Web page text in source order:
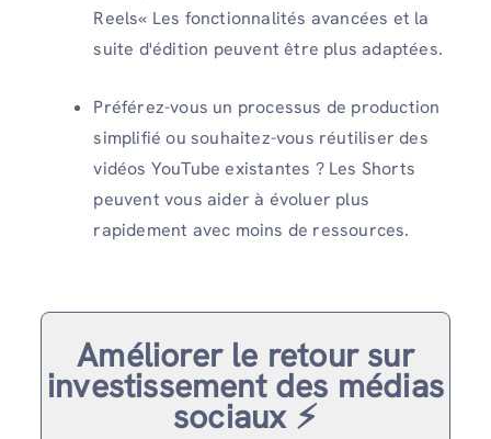
Reels« Les fonctionnalités avancées et la
suite d'édition peuvent être plus adaptées.
Préférez-vous un processus de production
simplifié ou souhaitez-vous réutiliser des
vidéos YouTube existantes ? Les Shorts
peuvent vous aider à évoluer plus
rapidement avec moins de ressources.
Améliorer le retour sur
investissement des médias
sociaux ⚡️